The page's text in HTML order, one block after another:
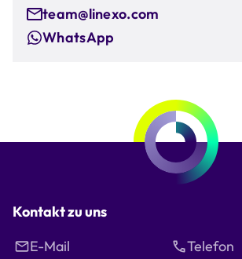
team@linexo.com
WhatsApp
Kontakt zu uns
E-Mail
Telefon